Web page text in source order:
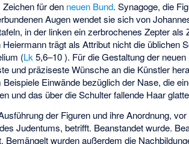
für den neuen Bund. Synagoge, die
Augen wendet sie sich von
in der linken ein zerbrochenes Zepter als
trägt als Attribut nicht die üblichen
(Lk 5,6–10 ). Für die Gestaltung der
und präziseste Wünsche an die Künstler
Einwände bezüglich der Nase, die
und das über die Schulter fallende Haar
der Figuren und ihre Anordnung,
Judentums, betrifft. Beanstandet wurde.
wurden außerdem die